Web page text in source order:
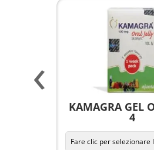
KAMAGRA GEL
4
‹